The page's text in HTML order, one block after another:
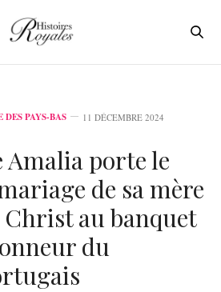
PAYS-BAS 11 DÉCEMBRE 2024
Amalia porte le
de sa mère
Christ au banquet
du